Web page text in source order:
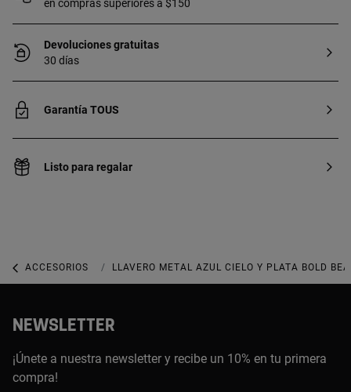
en compras superiores a $150
Devoluciones gratuitas
30 días
Garantía TOUS
Listo para regalar
ACCESORIOS LLAVEROS Y CHARMS PARA BOLSOS
LLAVERO METAL AZUL CIELO Y PLATA BOLD
NEWSLETTER
¡Únete a nuestra newsletter y recibe un 10% en tu primera
compra!